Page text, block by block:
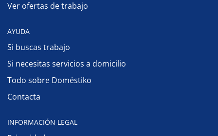
Ver ofertas de trabajo
AYUDA
Si buscas trabajo
Si necesitas servicios a domicilio
Todo sobre Doméstiko
Contacta
INFORMACIÓN LEGAL